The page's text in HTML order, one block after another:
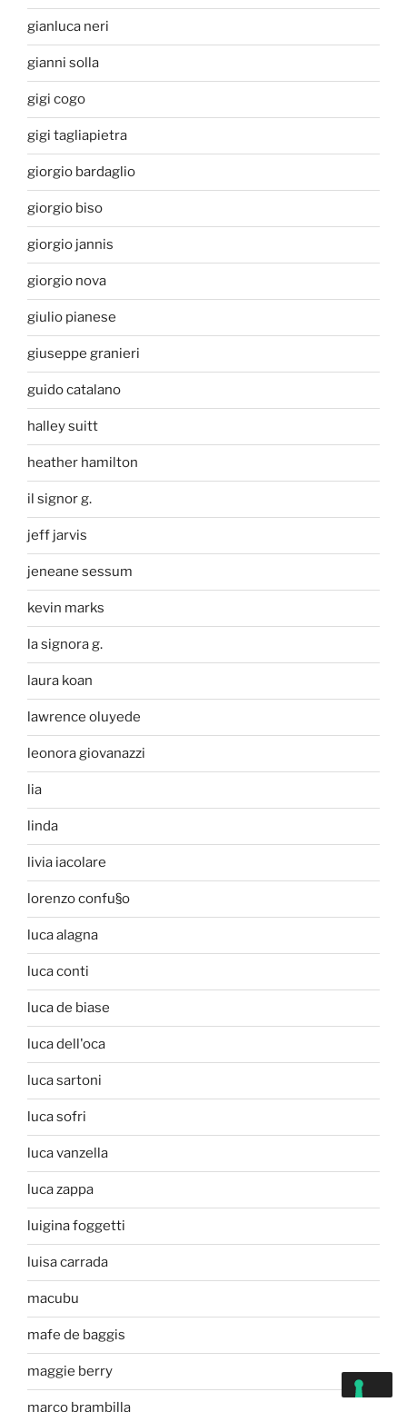
gianluca neri
gianni solla
gigi cogo
gigi tagliapietra
giorgio bardaglio
giorgio biso
giorgio jannis
giorgio nova
giulio pianese
giuseppe granieri
guido catalano
halley suitt
heather hamilton
il signor g.
jeff jarvis
jeneane sessum
kevin marks
la signora g.
laura koan
lawrence oluyede
leonora giovanazzi
lia
linda
livia iacolare
lorenzo confu§o
luca alagna
luca conti
luca de biase
luca dell'oca
luca sartoni
luca sofri
luca vanzella
luca zappa
luigina foggetti
luisa carrada
macubu
mafe de baggis
maggie berry
marco brambilla